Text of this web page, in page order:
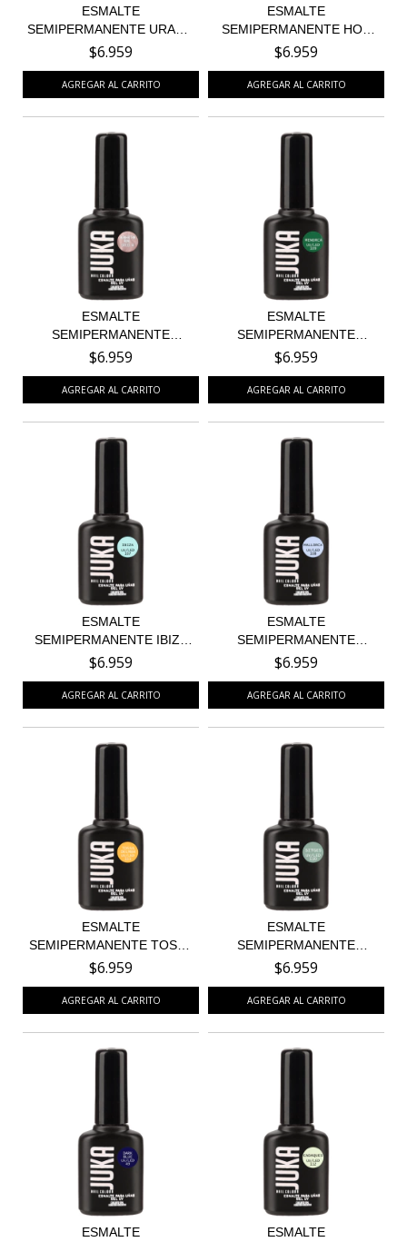
ESMALTE
SEMIPERMANENTE URANO
35
$6.959
ESMALTE
SEMIPERMANENTE HOT
YELLOW 56
$6.959
ESMALTE
SEMIPERMANENTE
MANHATTAN PINK 74
$6.959
ESMALTE
SEMIPERMANENTE
MENORCA 109 - EDI...
$6.959
ESMALTE
SEMIPERMANENTE IBIZA
107 - EDICI...
$6.959
ESMALTE
SEMIPERMANENTE
MALLORCA 108 - ED...
$6.959
ESMALTE
SEMIPERMANENTE TOSSA
DEL MAR 111...
$6.959
ESMALTE
SEMIPERMANENTE
SITGES 110 - EDIC...
$6.959
ESMALTE
ESMALTE